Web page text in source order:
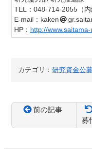
TEL：048-714-2055（内
E-mail：kaken
HP： http://
カテゴリ： 研究資金公
前の記事
募